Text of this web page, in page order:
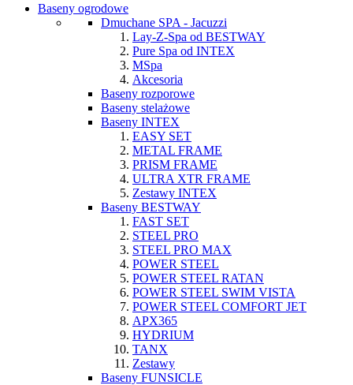
Baseny ogrodowe
Dmuchane SPA - Jacuzzi
Lay-Z-Spa od BESTWAY
Pure Spa od INTEX
MSpa
Akcesoria
Baseny rozporowe
Baseny stelażowe
Baseny INTEX
EASY SET
METAL FRAME
PRISM FRAME
ULTRA XTR FRAME
Zestawy INTEX
Baseny BESTWAY
FAST SET
STEEL PRO
STEEL PRO MAX
POWER STEEL
POWER STEEL RATAN
POWER STEEL SWIM VISTA
POWER STEEL COMFORT JET
APX365
HYDRIUM
TANX
Zestawy
Baseny FUNSICLE